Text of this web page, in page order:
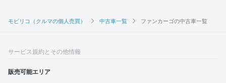
モビリコ（クルマの個人売買） 中古車一覧 ファンカーゴの中古車一覧
サービス規約とその他情報
販売可能エリア